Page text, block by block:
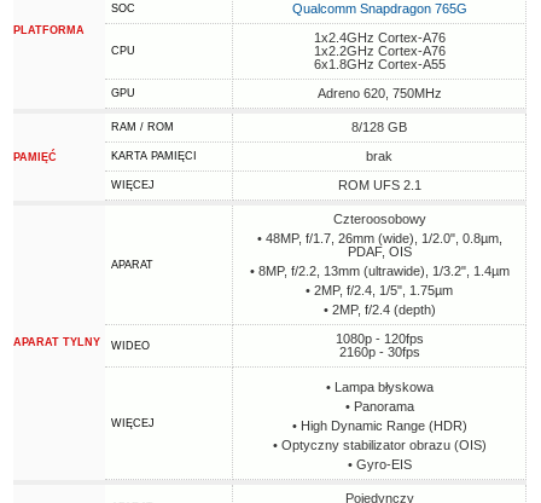
PLATFORMA
SOC Qualcomm Snapdragon 765G
CPU
1x2.4GHz Cortex-A76
1x2.2GHz Cortex-A76
6x1.8GHz Cortex-A55
GPU Adreno 620, 750MHz
PAMIĘĆ
RAM / ROM 8/128 GB
KARTA PAMIĘCI brak
WIĘCEJ ROM UFS 2.1
APARAT TYLNY
APARAT
Czteroosobowy
• 48MP, f/1.7, 26mm (wide), 1/2.0", 0.8µm,
PDAF, OIS
• 8MP, f/2.2, 13mm (ultrawide), 1/3.2", 1.4µm
• 2MP, f/2.4, 1/5", 1.75µm
• 2MP, f/2.4 (depth)
WIDEO
1080p - 120fps
2160p - 30fps
WIĘCEJ
• Lampa błyskowa
• Panorama
• High Dynamic Range (HDR)
• Optyczny stabilizator obrazu (OIS)
• Gyro-EIS
Pojedynczy